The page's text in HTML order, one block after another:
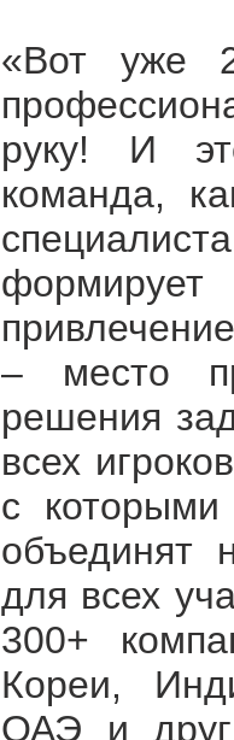
«Вот уже
руку! И
команда,
– место
решения
всех
с которыми
объединят
для всех
300+
Кореи,
ОАЭ и